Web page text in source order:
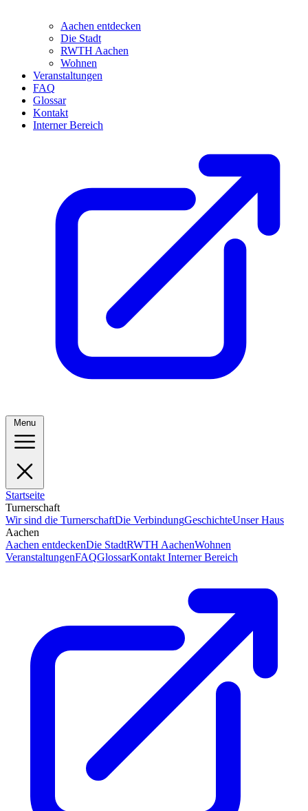
Aachen entdecken
Die Stadt
RWTH Aachen
Wohnen
Veranstaltungen
FAQ
Glossar
Kontakt
Interner Bereich
Menu
Startseite
Turnerschaft
Wir sind die TurnerschaftDie VerbindungGeschichteUnser Haus
Aachen
Aachen entdeckenDie StadtRWTH AachenWohnen
VeranstaltungenFAQGlossarKontakt Interner Bereich